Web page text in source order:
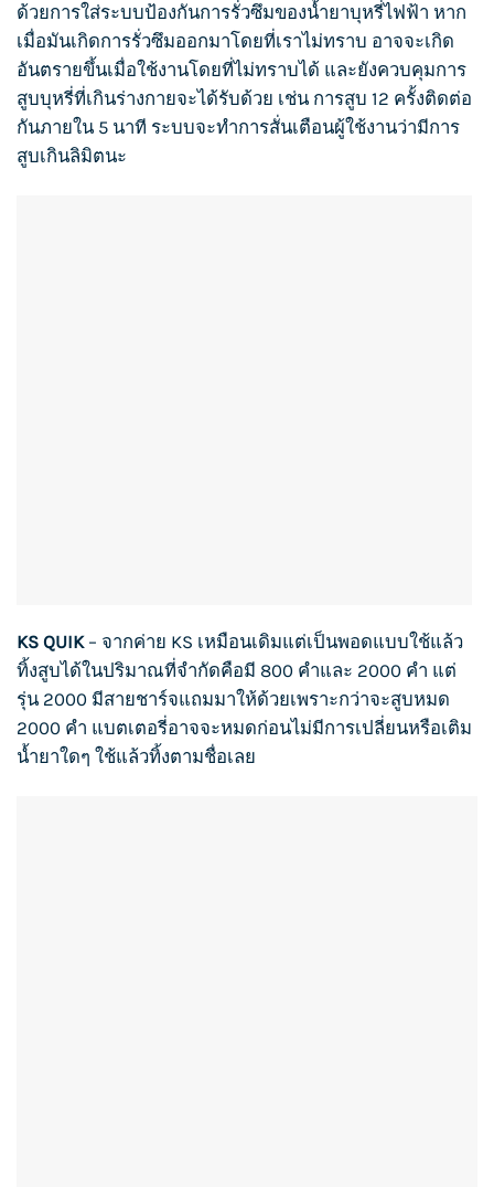
ด้วยการใส่ระบบป้องกันการรั่วซึมของน้ำยาบุหรี่ไฟฟ้า หาก
เมื่อมันเกิดการรั่วซึมออกมาโดยที่เราไม่ทราบ อาจจะเกิด
อันตรายขึ้นเมื่อใช้งานโดยที่ไม่ทราบได้ และยังควบคุมการ
สูบบุหรี่ที่เกินร่างกายจะได้รับด้วย เช่น การสูบ 12 ครั้งติดต่อ
กันภายใน 5 นาที ระบบจะทำการสั่นเตือนผู้ใช้งานว่ามีการ
สูบเกินลิมิตนะ
KS QUIK– จากค่าย KS เหมือนเดิมแต่เป็นพอดแบบใช้แล้ว
ทิ้งสูบได้ในปริมาณที่จำกัดคือมี 800 คำและ 2000 คำ แต่
รุ่น 2000 มีสายชาร์จแถมมาให้ด้วยเพราะกว่าจะสูบหมด
2000 คำ แบตเตอรี่อาจจะหมดก่อนไม่มีการเปลี่ยนหรือเติม
น้ำยาใดๆ ใช้แล้วทิ้งตามชื่อเลย